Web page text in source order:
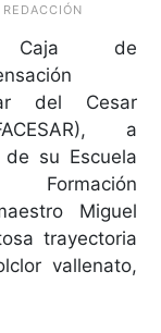
de
del Cesar
a
de su Escuela
Miguel
trayectoria
vallenato,